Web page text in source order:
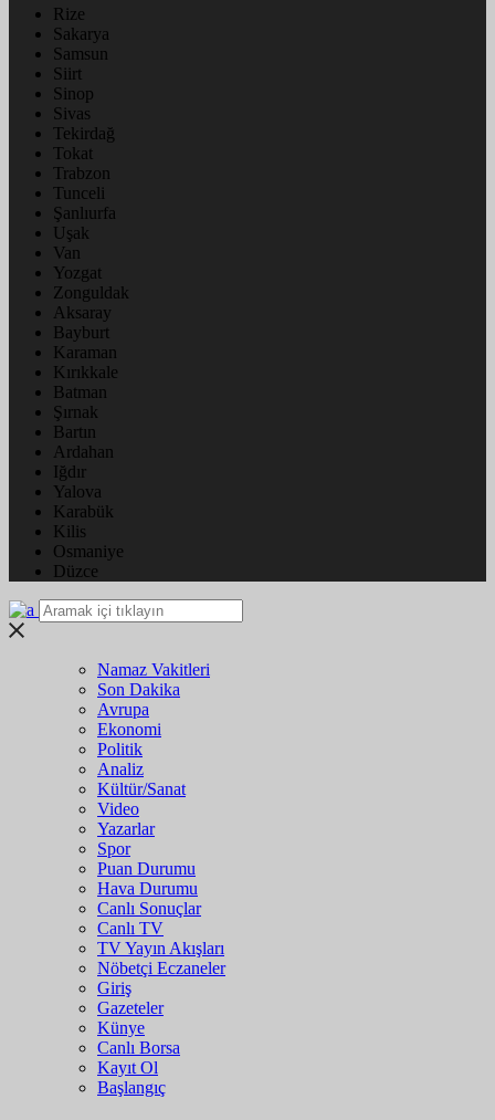
Rize
Sakarya
Samsun
Siirt
Sinop
Sivas
Tekirdağ
Tokat
Trabzon
Tunceli
Şanlıurfa
Uşak
Van
Yozgat
Zonguldak
Aksaray
Bayburt
Karaman
Kırıkkale
Batman
Şırnak
Bartın
Ardahan
Iğdır
Yalova
Karabük
Kilis
Osmaniye
Düzce
Namaz Vakitleri
Son Dakika
Avrupa
Ekonomi
Politik
Analiz
Kültür/Sanat
Video
Yazarlar
Spor
Puan Durumu
Hava Durumu
Canlı Sonuçlar
Canlı TV
TV Yayın Akışları
Nöbetçi Eczaneler
Giriş
Gazeteler
Künye
Canlı Borsa
Kayıt Ol
Başlangıç